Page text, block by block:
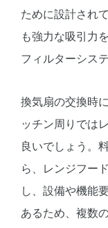
ために設計され
も強力な吸引力
フィルターシス
換気扇の交換時
ッチン周りでは
良いでしょう。
ら、レンジフー
し、設備や機能
あるため、複数